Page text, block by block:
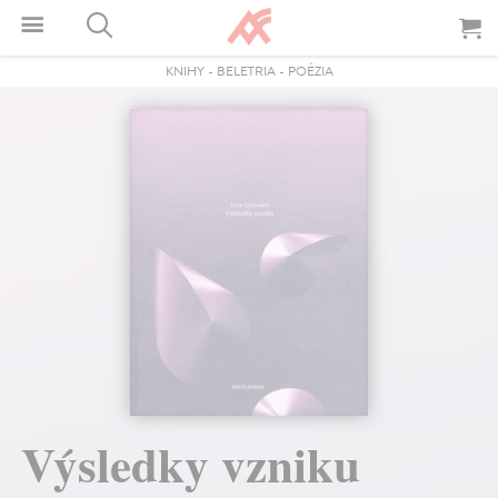
KNIHY- BELETRIA- POÉZIA
Výsledky vzniku